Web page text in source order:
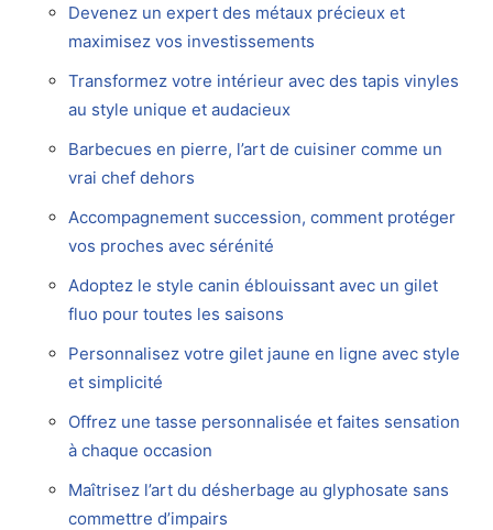
Devenez un expert des métaux précieux et
maximisez vos investissements
Transformez votre intérieur avec des tapis vinyles
au style unique et audacieux
Barbecues en pierre, l’art de cuisiner comme un
vrai chef dehors
Accompagnement succession, comment protéger
vos proches avec sérénité
Adoptez le style canin éblouissant avec un gilet
fluo pour toutes les saisons
Personnalisez votre gilet jaune en ligne avec style
et simplicité
Offrez une tasse personnalisée et faites sensation
à chaque occasion
Maîtrisez l’art du désherbage au glyphosate sans
commettre d’impairs